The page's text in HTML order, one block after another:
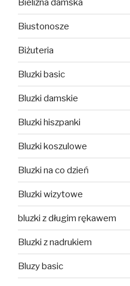
Bielizna damska
Biustonosze
Biżuteria
Bluzki basic
Bluzki damskie
Bluzki hiszpanki
Bluzki koszulowe
Bluzki na co dzień
Bluzki wizytowe
bluzki z długim rękawem
Bluzki z nadrukiem
Bluzy basic